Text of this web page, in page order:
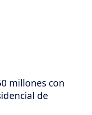
millones con
de